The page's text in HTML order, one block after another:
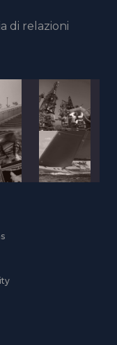
di relazioni